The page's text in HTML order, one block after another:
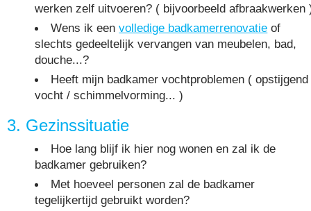
werken zelf uitvoeren? ( bijvoorbeeld afbraakwerken
Wens ik eenvolledige badkamerrenovatie of
slechts gedeeltelijk vervangen van meubelen, bad,
douche...?
Heeft mijn badkamer vochtproblemen ( opstijgend
vocht / schimmelvorming... )
3. Gezinssituatie
Hoe lang blijf ik hier nog wonen en zal ik de
badkamer gebruiken?
Met hoeveel personen zal de badkamer
tegelijkertijd gebruikt worden?